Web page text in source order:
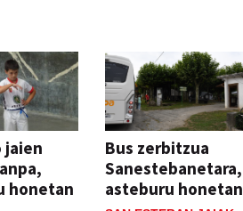
jaien
honetan
Bus zerbitzua
Sanestebanetara,
asteburu honetan